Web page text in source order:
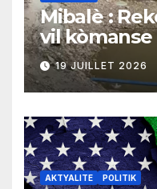
Mibalè :
vil kòmanse
yo
19 JUILLET 2026
AKTYALITE POLITIK